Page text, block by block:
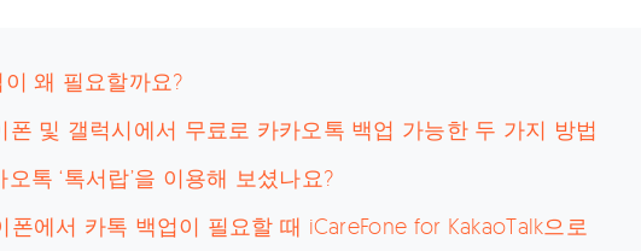
이 왜 필요할까요?
폰 및 갤럭시에서 무료로 카카오톡 백업 가능한 두 가지 방법
오톡 ‘톡서랍’을 이용해 보셨나요?
폰에서 카톡 백업이 필요할 때 iCareFone for KakaoTalk으로